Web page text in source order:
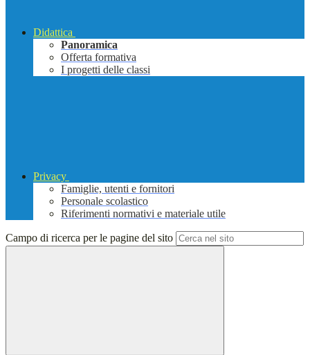
Didattica
Panoramica
Offerta formativa
I progetti delle classi
Privacy
Famiglie, utenti e fornitori
Personale scolastico
Riferimenti normativi e materiale utile
Campo di ricerca per le pagine del sito